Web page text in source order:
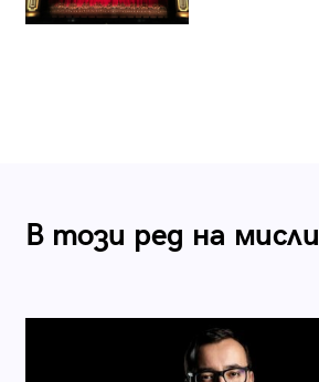
В този ред на мисли